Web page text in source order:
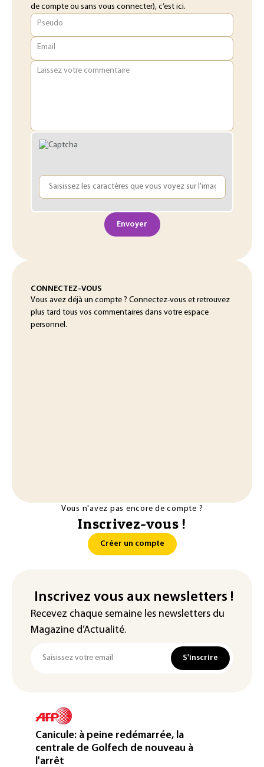
de compte ou sans vous connecter), c’est ici.
Pseudo
Email
Laissez votre commentaire
Envoyer
CONNECTEZ-VOUS
Vous avez déjà un compte ? Connectez-vous et retrouvez
plus tard tous vos commentaires dans votre espace
personnel.
Vous n'avez pas encore de compte ?
Inscrivez-vous !
Créer un compte
Inscrivez vous aux newsletters !
Recevez chaque semaine les newsletters du
Magazine d’Actualité.
S'inscrire
Canicule: à peine redémarrée, la
centrale de Golfech de nouveau à
l'arrêt